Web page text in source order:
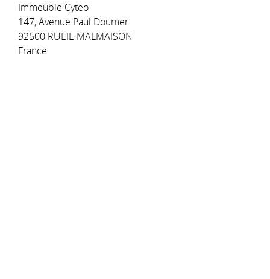
Immeuble Cyteo
147, Avenue Paul Doumer
92500 RUEIL-MALMAISON
France